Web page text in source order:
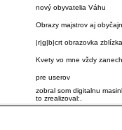
nový obyvatelia Váhu
Obrazy majstrov aj
|r|g|b|crt obrazovka
Kvety vo mne vždy
pre userov
zobral som digitalnu
to zrealizoval:.